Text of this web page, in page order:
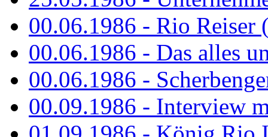
00.06.1986 - Rio Reiser
00.06.1986 - Das alles
00.06.1986 -
00.09.1986 - Interview